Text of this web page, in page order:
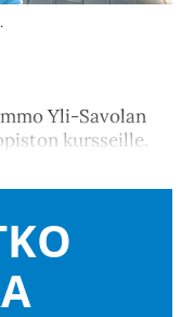
Yli-Savolan
kursseille.